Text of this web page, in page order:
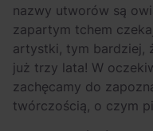
nazwy utworów są
zapartym tchem
artystki, tym bardziej,
już trzy lata! W
zachęcamy do
twórczością, o czym